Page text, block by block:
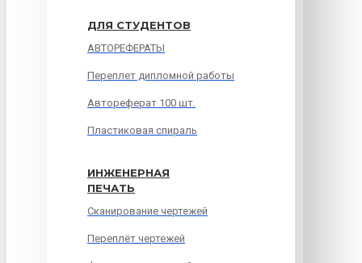
ДЛЯ СТУДЕНТОВ
АВТОРЕФЕРАТЫ
Переплет дипломной работы
Автореферат 100 шт.
Пластиковая спираль
ИНЖЕНЕРНАЯ
ПЕЧАТЬ
Сканирование чертежей
Переплёт чертежей